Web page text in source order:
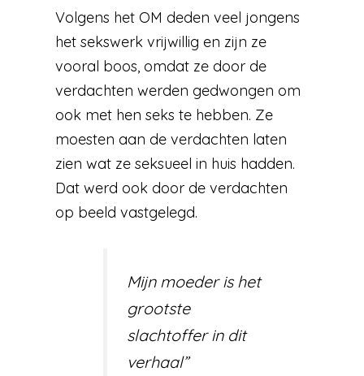
Volgens het OM deden veel jongens
het sekswerk vrijwillig en zijn ze
vooral boos, omdat ze door de
verdachten werden gedwongen om
ook met hen seks te hebben. Ze
moesten aan de verdachten laten
zien wat ze seksueel in huis hadden.
Dat werd ook door de verdachten
op beeld vastgelegd.
Mijn moeder is het
grootste
slachtoffer in dit
verhaal”